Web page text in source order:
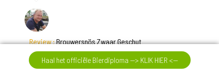
Review :Brouwersnös Zwaar Geschut
AromaHaal het officiële Bierdiploma --> KLIK HIER <--